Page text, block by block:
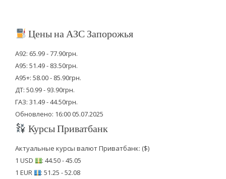
Цены на АЗС Запорожья
А92: 65.99 - 77.90грн.
А95: 51.49 - 83.50грн.
А95+: 58.00 - 85.90грн.
ДТ: 50.99 - 93.90грн.
ГАЗ: 31.49 - 44.50грн.
Обновлено: 16:00 05.07.2025
Курсы Приватбанк
Актуальные курсы валют Приватбанк: ($)
1 USD
: 44.50 - 45.05
1 EUR
: 51.25 - 52.08